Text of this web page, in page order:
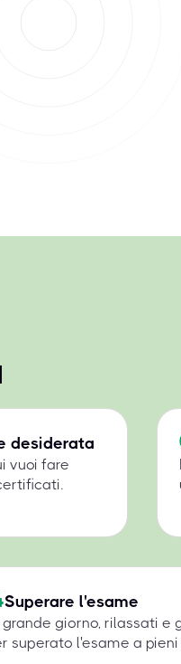
desiderata
vuoi fare
Superare l'esame
grande giorno, rilassati e
superato l'esame a pieni